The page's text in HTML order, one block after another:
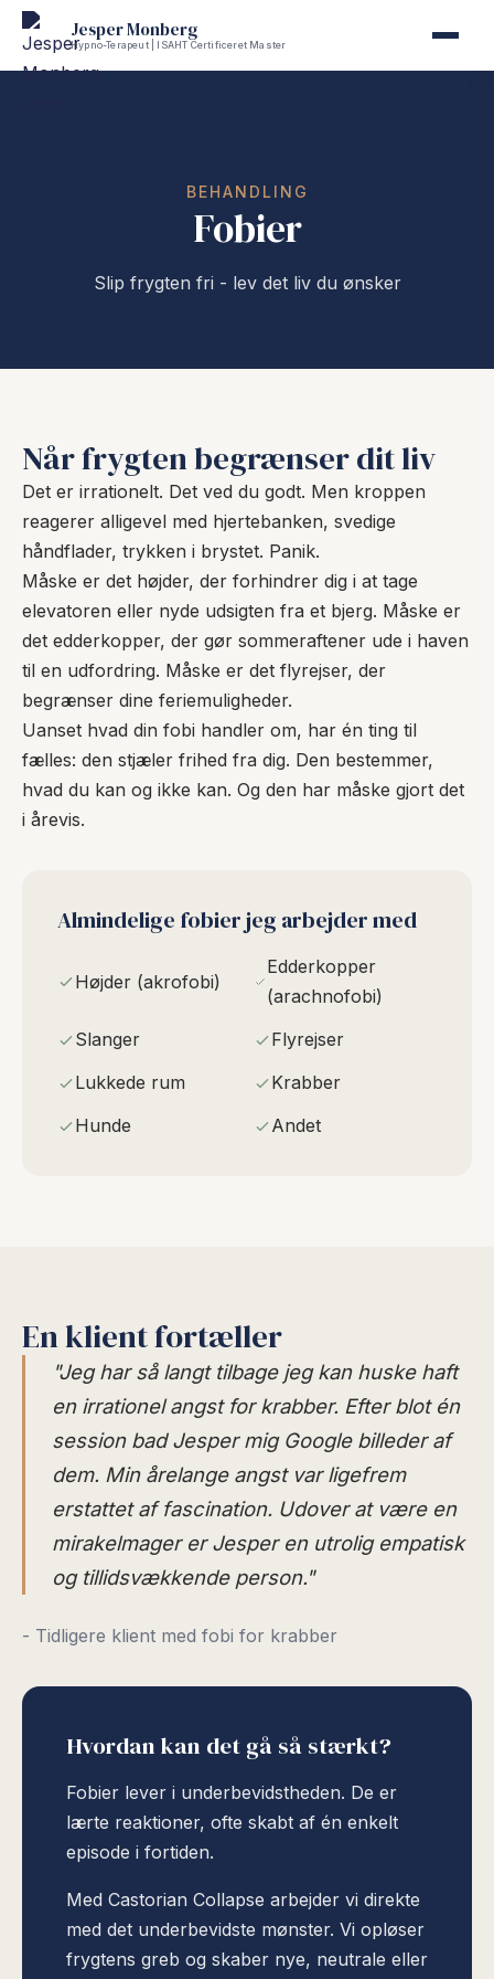
Jesper Monberg
Hypno-Terapeut | ISAHT Certificeret Master
BEHANDLING
Fobier
Slip frygten fri - lev det liv du ønsker
Når frygten begrænser dit liv
Det er irrationelt. Det ved du godt. Men kroppen
reagerer alligevel med hjertebanken, svedige
håndflader, trykken i brystet. Panik.
Måske er det højder, der forhindrer dig i at tage
elevatoren eller nyde udsigten fra et bjerg. Måske er
det edderkopper, der gør sommeraftener ude i haven
til en udfordring. Måske er det flyrejser, der
begrænser dine feriemuligheder.
Uanset hvad din fobi handler om, har én ting til
fælles: den stjæler frihed fra dig. Den bestemmer,
hvad du kan og ikke kan. Og den har måske gjort det
i årevis.
Almindelige fobier jeg arbejder med
Højder (akrofobi)
Edderkopper
(arachnofobi)
Slanger
Flyrejser
Lukkede rum
Krabber
Hunde
Andet
En klient fortæller
"Jeg har så langt tilbage jeg kan huske haft
en irrationel angst for krabber. Efter blot én
session bad Jesper mig Google billeder af
dem. Min årelange angst var ligefrem
erstattet af fascination. Udover at være en
mirakelmager er Jesper en utrolig empatisk
og tillidsvækkende person."
- Tidligere klient med fobi for krabber
Hvordan kan det gå så stærkt?
Fobier lever i underbevidstheden. De er
lærte reaktioner, ofte skabt af én enkelt
episode i fortiden.
Med Castorian Collapse arbejder vi direkte
med det underbevidste mønster. Vi opløser
frygtens greb og skaber nye, neutrale eller